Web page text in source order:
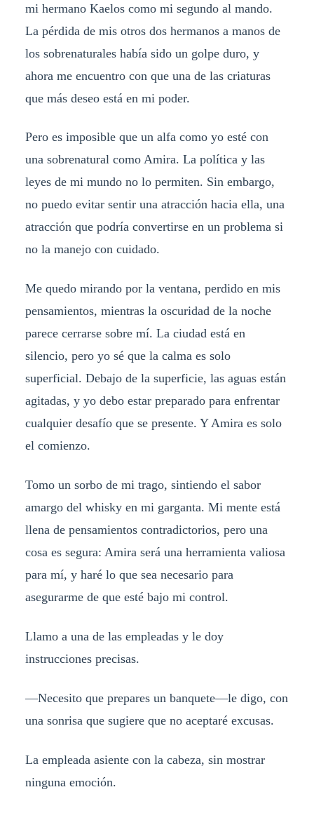
mi hermano Kaelos como mi segundo al mando.
La pérdida de mis otros dos hermanos a manos de
los sobrenaturales había sido un golpe duro, y
ahora me encuentro con que una de las criaturas
que más deseo está en mi poder.
Pero es imposible que un alfa como yo esté con
una sobrenatural como Amira. La política y las
leyes de mi mundo no lo permiten. Sin embargo,
no puedo evitar sentir una atracción hacia ella, una
atracción que podría convertirse en un problema si
no la manejo con cuidado.
Me quedo mirando por la ventana, perdido en mis
pensamientos, mientras la oscuridad de la noche
parece cerrarse sobre mí. La ciudad está en
silencio, pero yo sé que la calma es solo
superficial. Debajo de la superficie, las aguas están
agitadas, y yo debo estar preparado para enfrentar
cualquier desafío que se presente. Y Amira es solo
el comienzo.
Tomo un sorbo de mi trago, sintiendo el sabor
amargo del whisky en mi garganta. Mi mente está
llena de pensamientos contradictorios, pero una
cosa es segura: Amira será una herramienta valiosa
para mí, y haré lo que sea necesario para
asegurarme de que esté bajo mi control.
Llamo a una de las empleadas y le doy
instrucciones precisas.
—Necesito que prepares un banquete—le digo, con
una sonrisa que sugiere que no aceptaré excusas.
La empleada asiente con la cabeza, sin mostrar
ninguna emoción.